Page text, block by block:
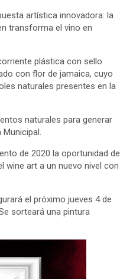
artística innovadora: la
transforma el vino en
plástica con sello
con flor de jamaica, cuyo
naturales presentes en la
naturales para generar
de 2020 la oportunidad de
wine art a un nuevo nivel con
el próximo jueves 4 de
sorteará una pintura